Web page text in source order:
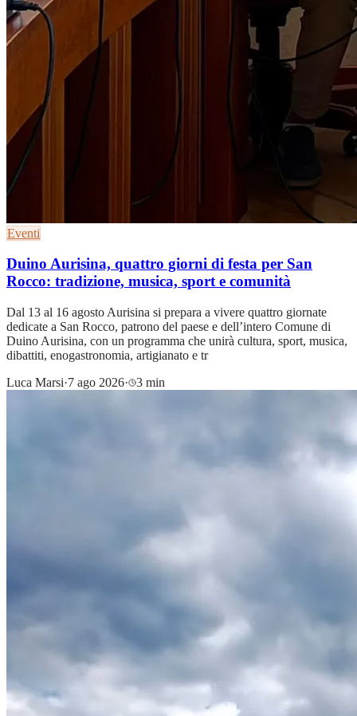
Eventi
Duino Aurisina, quattro giorni di festa per San
Rocco: tradizione, musica, sport e comunità
Dal 13 al 16 agosto Aurisina si prepara a vivere quattro giornate
dedicate a San Rocco, patrono del paese e dell’intero Comune di
Duino Aurisina, con un programma che unirà cultura, sport, musica,
dibattiti, enogastronomia, artigianato e tr
Luca Marsi·7 ago 2026· 3 min